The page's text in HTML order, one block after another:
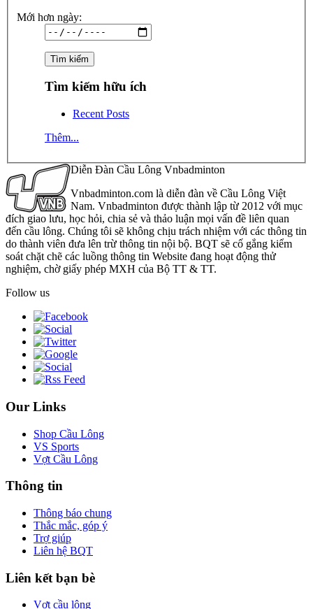
Mới hơn ngày:
Tìm kiếm hữu ích
Recent Posts
Thêm...
Diễn Đàn Cầu Lông Vnbadminton
Vnbadminton.com là diễn đàn về Cầu Lông Việt
Nam. Vnbadminton được thành lập từ 2012 với mục
đích giao lưu, học hỏi, chia sẻ và thảo luận mọi vấn đề liên quan
đến cầu lông. Chúng tôi sẽ không chịu trách nhiệm với các thông tin
do thành viên đưa lên trừ thông tin nội bộ. BQT sẽ cố gắng kiểm
soát chặt chẽ các luồng thông tin Website đang hoạt động thử
nghiệm, chờ giấy phép MXH của Bộ TT & TT.
Follow us
Our Links
Shop Cầu Lông
VS Sports
Vợt Cầu Lông
Thông tin
Thông báo chung
Thắc mắc, góp ý
Trợ giúp
Liên hệ BQT
Liên kết bạn bè
Vợt cầu lông